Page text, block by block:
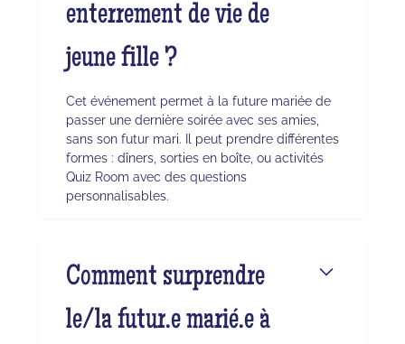
enterrement de vie de
jeune fille ?
Cet événement permet à la future mariée de
passer une dernière soirée avec ses amies,
sans son futur mari. Il peut prendre différentes
formes : dîners, sorties en boîte, ou activités
Quiz Room avec des questions
personnalisables.
Comment surprendre
le/la futur.e marié.e à